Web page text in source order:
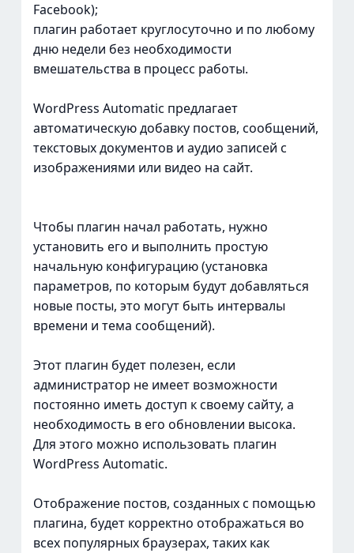
Facebook);
плагин работает круглосуточно и по любому
дню недели без необходимости
вмешательства в процесс работы.
WordPress Automatic предлагает
автоматическую добавку постов, сообщений,
текстовых документов и аудио записей с
изображениями или видео на сайт.
Чтобы плагин начал работать, нужно
установить его и выполнить простую
начальную конфигурацию (установка
параметров, по которым будут добавляться
новые посты, это могут быть интервалы
времени и тема сообщений).
Этот плагин будет полезен, если
администратор не имеет возможности
постоянно иметь доступ к своему сайту, а
необходимость в его обновлении высока.
Для этого можно использовать плагин
WordPress Automatic.
Отображение постов, созданных с помощью
плагина, будет корректно отображаться во
всех популярных браузерах, таких как